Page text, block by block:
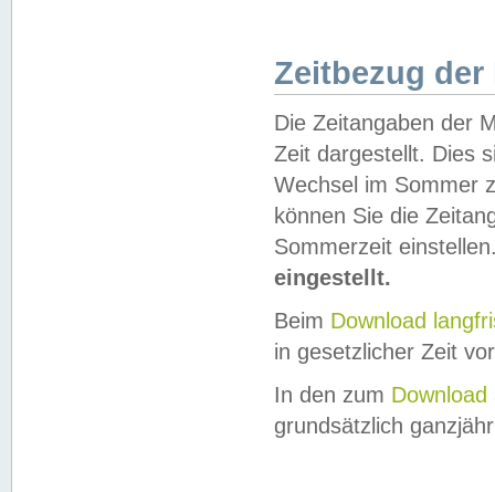
Zeitbezug der
Die Zeitangaben der
Zeit dargestellt. Dies
Wechsel im Sommer
können Sie die
Sommerzeit
eingestellt.
Beim Download
in gesetzlicher Zeit
In den zum Download
grundsätzlich